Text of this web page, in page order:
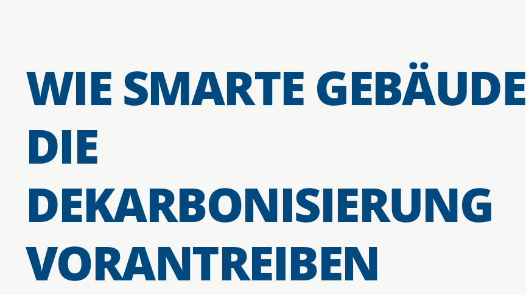
WIE SMARTE GEBÄUDE
DIE
DEKARBONISIERUNG
VORANTREIBEN